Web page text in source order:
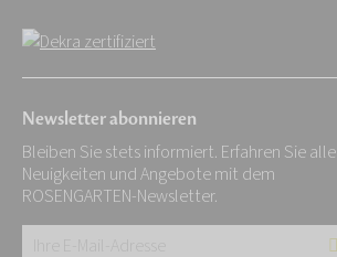
Newsletter abonnieren
Bleiben Sie stets informiert. Erfahren Sie alle
Neuigkeiten und Angebote mit dem
ROSENGARTEN-Newsletter.